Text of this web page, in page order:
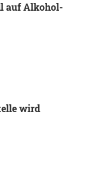
auf Alkohol-
wird